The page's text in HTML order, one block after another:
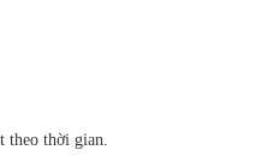
theo thời gian.